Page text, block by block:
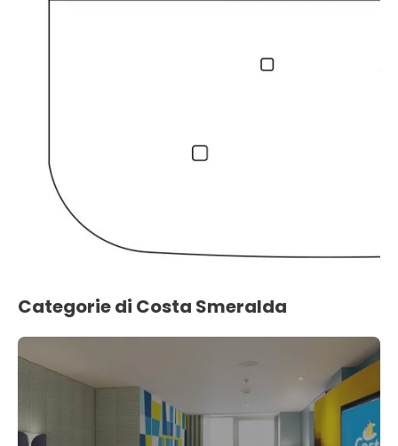
Categorie di Costa Smeralda